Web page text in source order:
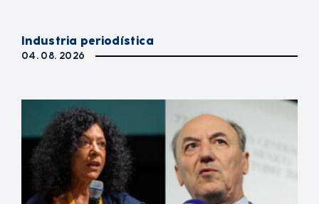
Industria periodística
04. 08. 2026